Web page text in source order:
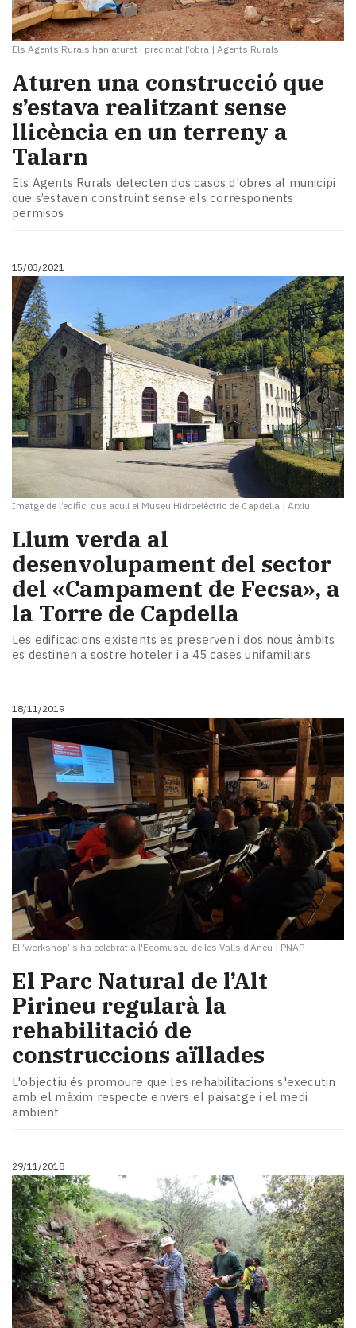
Els Agents Rurals han aturat i precintat l’obra | Agents Rurals
Aturen una construcció que
s’estava realitzant sense
llicència en un terreny a
Talarn
Els Agents Rurals detecten dos casos d'obres al municipi
que s’estaven construint sense els corresponents
permisos
15/03/2021
Imatge de l’edifici que acull el Museu Hidroelèctric de Capdella | Arxiu
Llum verda al
desenvolupament del sector
del «Campament de Fecsa», a
la Torre de Capdella
Les edificacions existents es preserven i dos nous àmbits
es destinen a sostre hoteler i a 45 cases unifamiliars
18/11/2019
El ‘workshop’ s’ha celebrat a l'Ecomuseu de les Valls d'Àneu | PNAP
​El Parc Natural de l’Alt
Pirineu regularà la
rehabilitació de
construccions aïllades
L'objectiu és promoure que les rehabilitacions s'executin
amb el màxim respecte envers el paisatge i el medi
ambient
29/11/2018